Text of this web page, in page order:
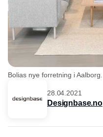
Bolias nye forretning i Aalborg.
28.04.2021
Designbase.no